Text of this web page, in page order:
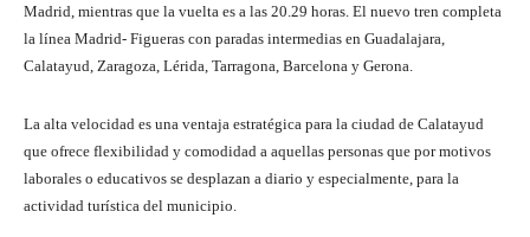
Madrid, mientras que la vuelta es a las 20.29 horas. El nuevo tren completa
la línea Madrid- Figueras con paradas intermedias en Guadalajara,
Calatayud, Zaragoza, Lérida, Tarragona, Barcelona y Gerona.
La alta velocidad es una ventaja estratégica para la ciudad de Calatayud
que ofrece flexibilidad y comodidad a aquellas personas que por motivos
laborales o educativos se desplazan a diario y especialmente, para la
actividad turística del municipio.